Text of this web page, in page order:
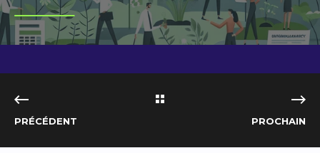
PRÉCÉDENT PROCHAIN